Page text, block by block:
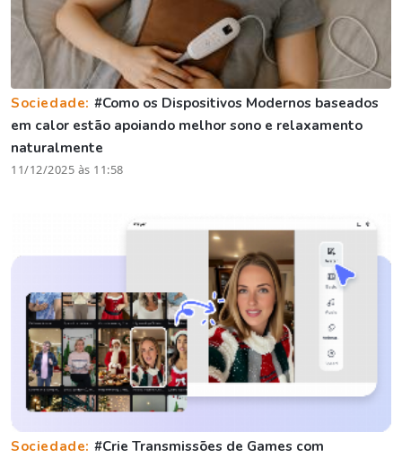
Sociedade: #Como os Dispositivos Modernos baseados
em calor estão apoiando melhor sono e relaxamento
naturalmente
11/12/2025 às 11:58
Sociedade: #Crie Transmissões de Games com